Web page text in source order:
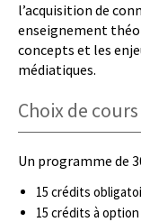
l’acquisition de
enseignement
concepts et les
médiatiques.
Choix de
Un programme de
15 crédits
15 crédits à option